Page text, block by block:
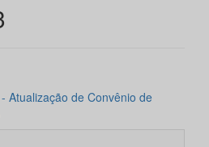
Atualização de Convênio de